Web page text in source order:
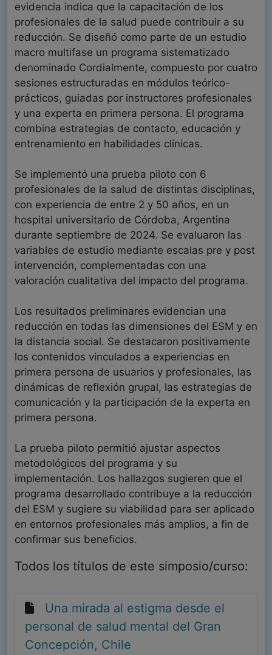
evidencia indica que la capacitación de los
profesionales de la salud puede contribuir a su
reducción. Se diseñó como parte de un estudio
macro multifase un programa sistematizado
denominado Cordialmente, compuesto por cuatro
sesiones estructuradas en módulos teórico-
prácticos, guiadas por instructores profesionales
y una experta en primera persona. El programa
combina estrategias de contacto, educación y
entrenamiento en habilidades clínicas.
Se implementó una prueba piloto con 6
profesionales de la salud de distintas disciplinas,
con experiencia de entre 2 y 50 años, en un
hospital universitario de Córdoba, Argentina
durante septiembre de 2024. Se evaluaron las
variables de estudio mediante escalas pre y post
intervención, complementadas con una
valoración cualitativa del impacto del programa.
Los resultados preliminares evidencian una
reducción en todas las dimensiones del ESM y en
la distancia social. Se destacaron positivamente
los contenidos vinculados a experiencias en
primera persona de usuarios y profesionales, las
dinámicas de reflexión grupal, las estrategias de
comunicación y la participación de la experta en
primera persona.
La prueba piloto permitió ajustar aspectos
metodológicos del programa y su
implementación. Los hallazgos sugieren que el
programa desarrollado contribuye a la reducción
del ESM y sugiere su viabilidad para ser aplicado
en entornos profesionales más amplios, a fin de
confirmar sus beneficios.
Todos los títulos de este simposio/curso:
Una mirada al estigma desde el
personal de salud mental del Gran
Concepción, Chile